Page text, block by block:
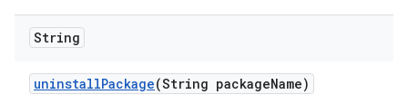
String
uninstallPackage(String packageName)